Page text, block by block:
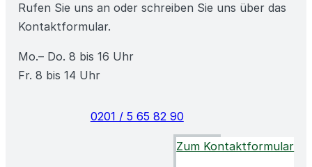
Rufen Sie uns an oder schreiben Sie uns über das
Kontaktformular.
Mo.– Do. 8 bis 16 Uhr
Fr. 8 bis 14 Uhr
0201 / 5 65 82 90
Zum Kontaktformular